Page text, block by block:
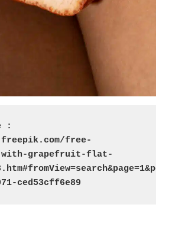
:
free-
with-grapefruit-flat-
ced53cff6e89